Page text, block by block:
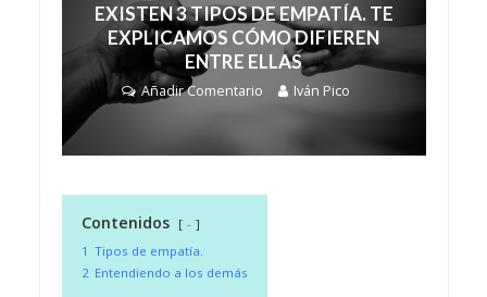
EXISTEN 3 TIPOS DE EMPATÍA. TE
EXPLICAMOS CÓMO DIFIEREN
ENTRE ELLAS
Añadir Comentario Iván Pico
Contenidos
-
1 Tipos de empatía.
2 Entendiendo a los demás